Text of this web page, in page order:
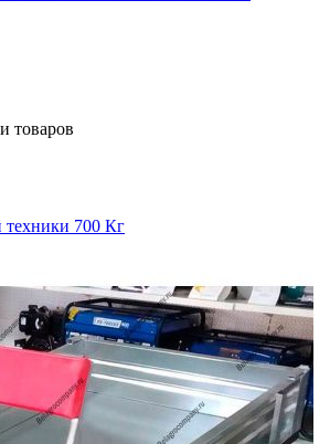
товаров
техники 700 Кг